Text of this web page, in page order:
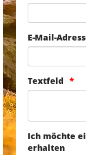
E-Mail-
Textfeld
Ich möchte
erhalten